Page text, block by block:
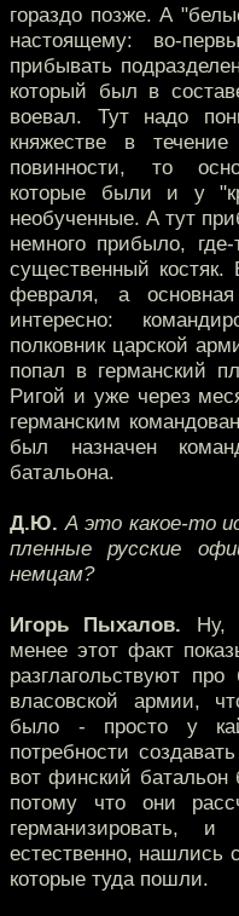
гораздо позже. А
настоящему: во-
прибывать
который был в
воевал. Тут надо
княжестве в
повинности, то
которые были и у
необученные. А тут
немного прибыло,
существенный костяк.
февраля, а
интересно:
полковник царской
попал в германский
Ригой и уже через
германским
был назначен
батальона.
Д.Ю. А это какое-то
пленные русские
немцам?
Игорь Пыхалов. Ну,
менее этот факт
разглагольствуют
власовской армии,
было - просто у
потребности
вот финский
потому что они
германизировать, и
естественно, нашлись
которые туда пошли.